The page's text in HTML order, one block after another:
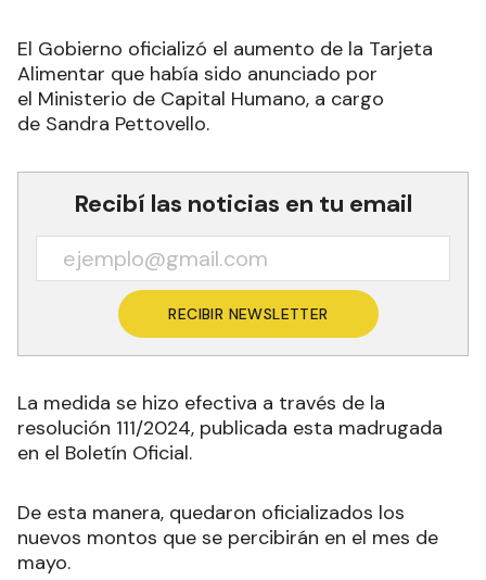
El Gobierno oficializó el aumento de la Tarjeta
Alimentar que había sido anunciado por
el Ministerio de Capital Humano, a cargo
de Sandra Pettovello.
Recibí las noticias en tu email
RECIBIR NEWSLETTER
La medida se hizo efectiva a través de la
resolución 111/2024, publicada esta madrugada
en el Boletín Oficial.
De esta manera, quedaron oficializados los
nuevos montos que se percibirán en el mes de
mayo.